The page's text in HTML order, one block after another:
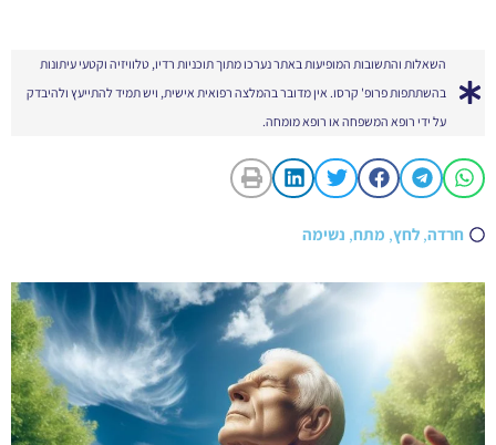
השאלות והתשובות המופיעות באתר נערכו מתוך תוכניות רדיו, טלוויזיה וקטעי עיתונות
בהשתתפות פרופ' קרסו. אין מדובר בהמלצה רפואית אישית, ויש תמיד להתייעץ ולהיבדק
על ידי רופא המשפחה או רופא מומחה.
חרדה, לחץ, מתח, נשימה